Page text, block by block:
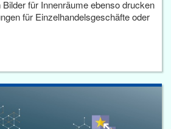
für Innenräume ebenso drucken
für Einzelhandelsgeschäfte oder